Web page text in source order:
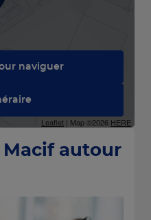
Leaflet | Map ©2026 HERE
naviguer
Macif autour